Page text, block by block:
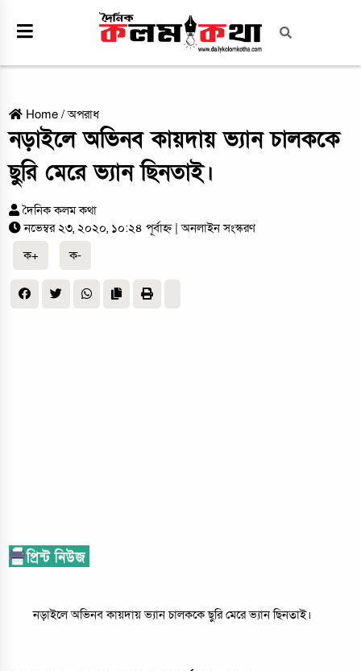
Home /অপরাধ
নড়াইলে অভিনব কায়দায় ভ্যান চালককে
ছুরি মেরে ভ্যান ছিনতাই।
দৈনিক কলম কথা
নভেম্বর ২৩, ২০২০, ১০:২৪ পূর্বাহ্ন | অনলাইন সংস্করণ
ক+
ক-
নড়াইলে অভিনব কায়দায় ভ্যান চালককে ছুরি মেরে ভ্যান ছিনতাই।